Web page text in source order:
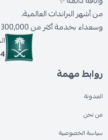
من أشهر البراندات العالمية،
وسعداء بخدمة أكثر من 300,000 عميل حول المملكة.
روابط مهمة
المدونة
من نحن
سياسة الخصوصية